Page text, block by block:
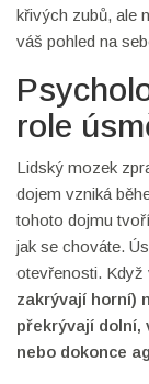
křivých zubů, ale
váš pohled na
role
Lidský mozek
dojem vzniká
tohoto dojmu
jak se chováte.
otevřenosti. Když
zakrývají horní)
překrývají dolní,
nebo dokonce